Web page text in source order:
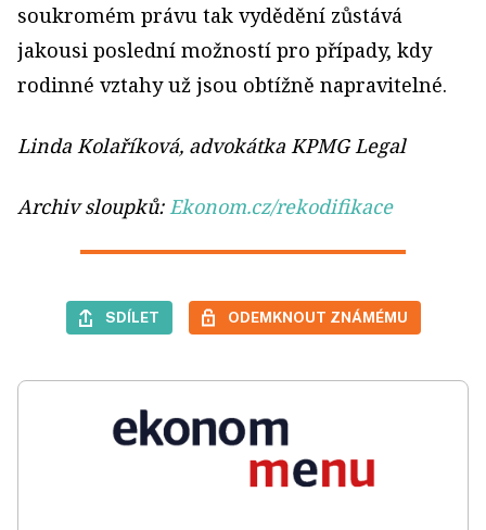
soukromém právu tak vydědění zůstává
jakousi poslední možností pro případy, kdy
rodinné vztahy už jsou obtížně napravitelné.
Linda Kolaříková, advokátka KPMG Legal
Archiv sloupků:Ekonom.cz/rekodifikace
SDÍLET ODEMKNOUT ZNÁMÉMU